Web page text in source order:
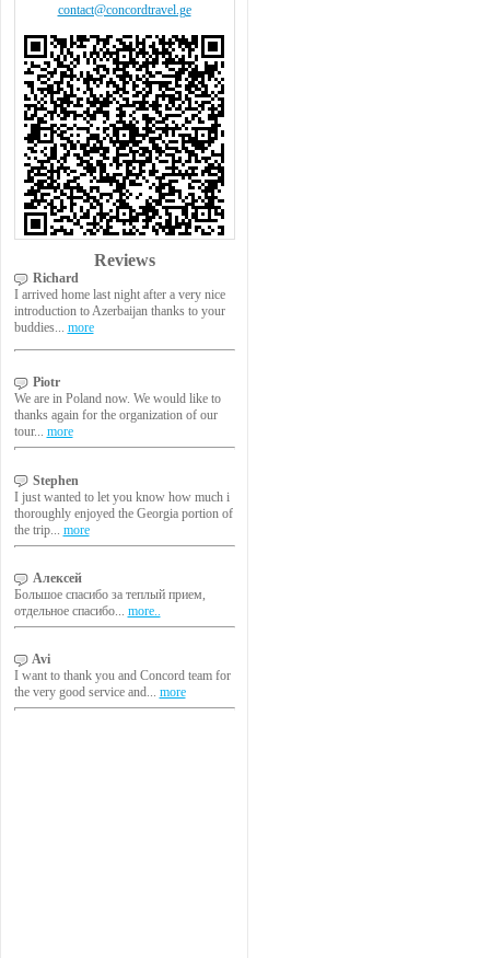
contact@concordtravel.ge
Reviews
Richard
I arrived home last night after a very nice
introduction to Azerbaijan thanks to your
buddies... more
Piotr
We are in Poland now. We would like to
thanks again for the organization of our
tour... more
Stephen
I just wanted to let you know how much i
thoroughly enjoyed the Georgia portion of
the trip... more
Алексей
Большое спасибо за теплый прием,
отдельное спасибо... more..
Avi
I want to thank you and Concord team for
the very good service and... more